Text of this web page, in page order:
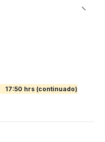
17:50 hrs (continuado)